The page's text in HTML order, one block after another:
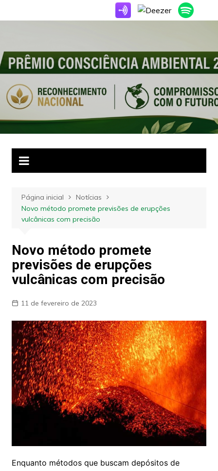
para
Página inicial
Notícias
Novo método promete previsões de erupções
vulcânicas com precisão
Novo método promete
previsões de erupções
vulcânicas com precisão
11 de fevereiro de 2023
Enquanto métodos que buscam depósitos de